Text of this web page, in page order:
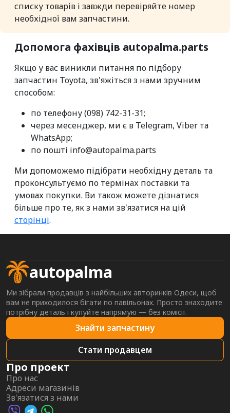
списку товарів і завжди перевіряйте номер
необхідної вам запчастини.
Допомога фахівців autopalma.parts
Якщо у вас виникли питання по підбору
запчастин Toyota, зв'яжіться з нами зручним
способом:
по телефону (098) 742-31-31;
через месенджер, ми є в Telegram, Viber та
WhatsApp;
по пошті info@autopalma.parts
Ми допоможемо підібрати необхідну деталь та
проконсультуємо по термінах поставки та
умовах покупки. Ви також можете дізнатися
більше про те, як з нами зв'язатися на цій
сторінці.
autopalma
Ми зібрали продавців з найбільших авторинків Одеси, щоб
вам не приходилося бігати по павільонах. Просто знаходите
потрібну деталь і купуйте напрямую — без комісії.
Знайти запчастину
Стати продавцем
Про проект
Про нас
Адреси магазинів
Зв'язатися з нами